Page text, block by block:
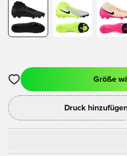
Öffnet ein neues Fenster zum
Größe
Druck